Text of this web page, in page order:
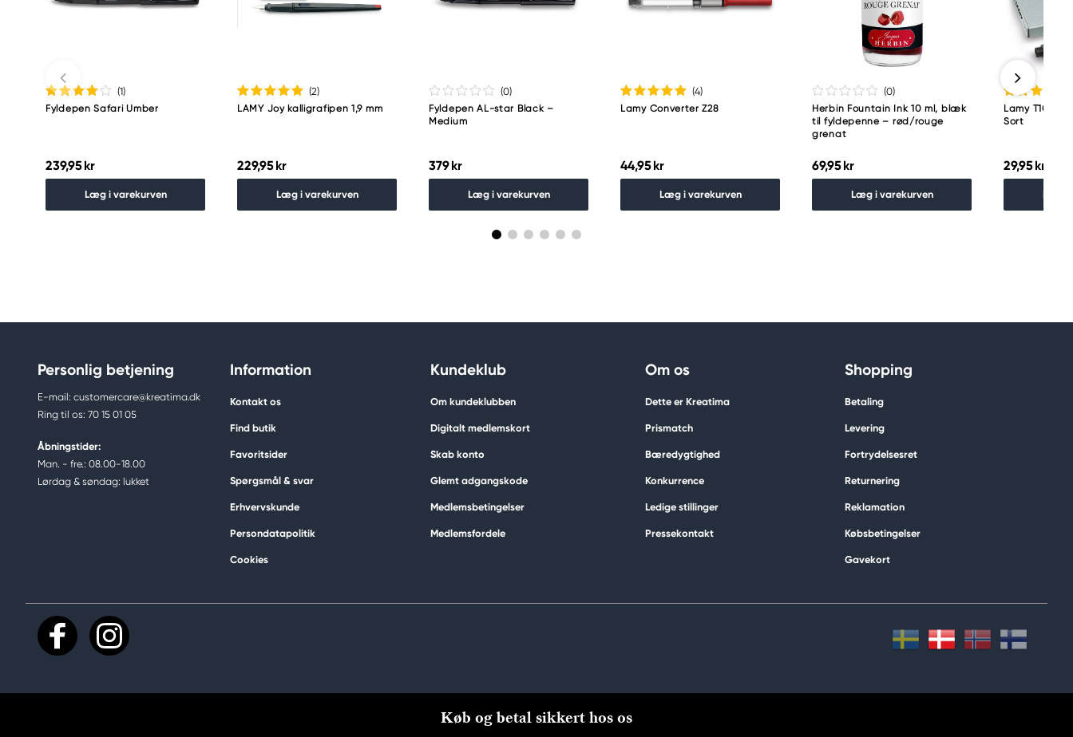
(1)
Fyldepen Safari Umber
239,95 kr
Læg i varekurven
(2)
LAMY Joy kalligrafipen 1,9 mm
229,95 kr
Læg i varekurven
(0)
Fyldepen AL-star Black –
Medium
379 kr
Læg i varekurven
(4)
Lamy Converter Z28
44,95 kr
Læg i varekurven
(0)
Herbin Fountain Ink 10 ml, blæk
til fyldepenne – rød/rouge
grenat
69,95 kr
Læg i varekurven
Lamy T10
Sort
29,95 kr
Læg i
Personlig betjening
E-mail: customercare@kreatima.dk
Ring til os: 70 15 01 05
Åbningstider:
Man. - fre.: 08.00-18.00
Lørdag & søndag: lukket
Information
Kontakt os
Find butik
Favoritsider
Spørgsmål & svar
Erhvervskunde
Persondatapolitik
Cookies
Kundeklub
Om kundeklubben
Digitalt medlemskort
Skab konto
Glemt adgangskode
Medlemsbetingelser
Medlemsfordele
Om os
Dette er Kreatima
Prismatch
Bæredygtighed
Konkurrence
Ledige stillinger
Pressekontakt
Shopping
Betaling
Levering
Fortrydelsesret
Returnering
Reklamation
Købsbetingelser
Gavekort
Køb og betal sikkert hos os